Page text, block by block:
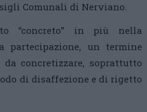
Comunali di Nerviano.
“concreto” in più nella
partecipazione, un termine
concretizzare, soprattutto
di disaffezione e di rigetto